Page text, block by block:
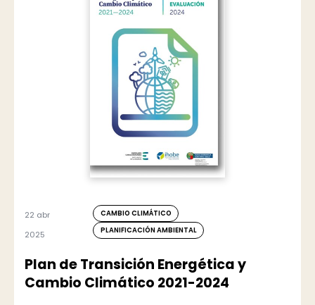
22 abr
2025
CAMBIO CLIMÁTICO
PLANIFICACIÓN AMBIENTAL
Plan de Transición Energética y
Cambio Climático 2021-2024